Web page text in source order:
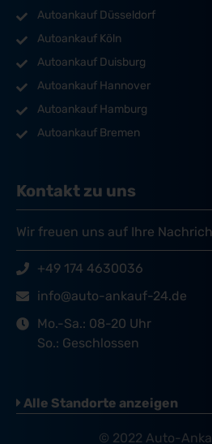
Autoankauf Düsseldorf
Autoankauf Köln
Autoankauf Duisburg
Autoankauf Hannover
Autoankauf Hamburg
Autoankauf Bremen
Kontakt zu uns
Wir freuen uns auf Ihre
+49 174 4630036
info@auto-ankauf-24.de
Mo.-Sa.: 08-20 Uhr
So.: Geschlossen
Alle Standorte anzeigen
© 2022 Auto-